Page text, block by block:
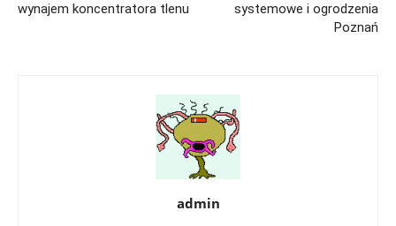
wynajem koncentratora tlenu
systemowe i ogrodzenia
Poznań
admin